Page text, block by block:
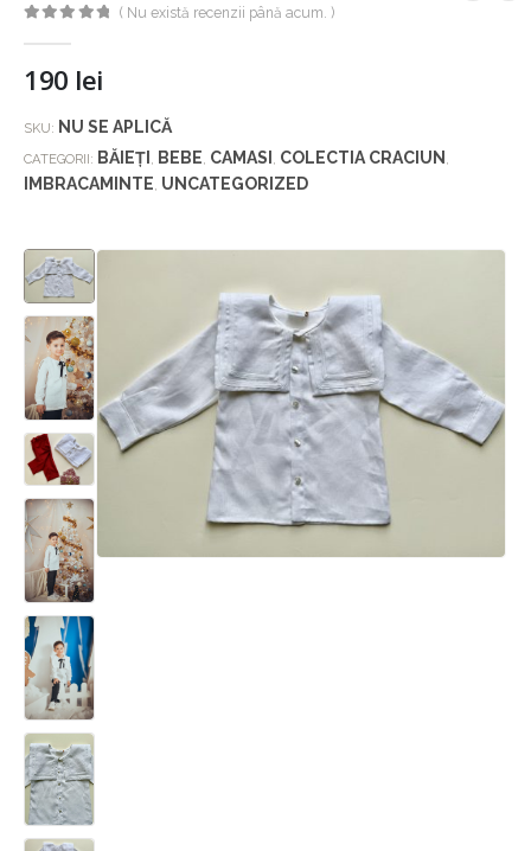
( Nu există recenzii până acum. )
190 lei
SKU: NU SE APLICĂ
CATEGORII: BĂIEȚI , BEBE, CAMASI , COLECTIA CRACIUN ,
IMBRACAMINTE, UNCATEGORIZED